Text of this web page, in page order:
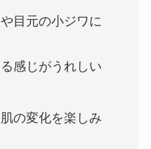
目元の小ジワに
感じがうれしい
の変化を楽しみ